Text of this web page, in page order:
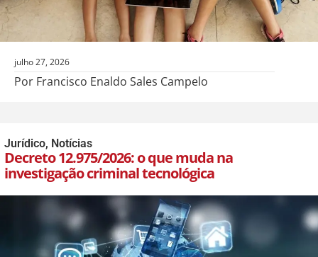
julho 27, 2026
Por Francisco Enaldo Sales Campelo
Jurídico, Notícias
Decreto 12.975/2026: o que muda na
investigação criminal tecnológica